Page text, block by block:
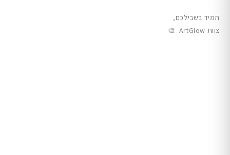
תמיד בשבילכם,
צוות ArtGlow 🎨